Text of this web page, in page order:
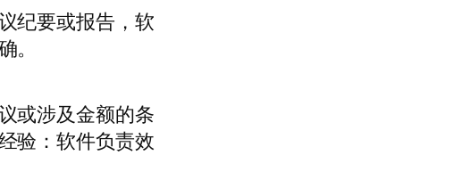
纪要或报告，软
或涉及金额的条
验：软件负责效